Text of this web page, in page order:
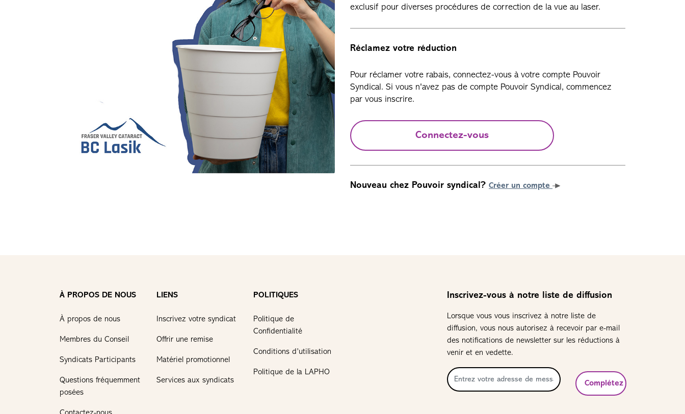
exclusif pour diverses procédures de correction de la vue au laser.
Réclamez votre réduction
Pour réclamer votre rabais, connectez-vous à votre compte Pouvoir
Syndical. Si vous n'avez pas de compte Pouvoir Syndical, commencez
par vous inscrire.
Connectez-vous
Nouveau chez Pouvoir syndical? Créer un compte
À PROPOS DE NOUS
À propos de nous
Membres du Conseil
Syndicats Participants
Questions fréquemment
posées
LIENS
Inscrivez votre syndicat
Offrir une remise
Matériel promotionnel
Services aux syndicats
POLITIQUES
Politique de
Confidentialité
Conditions d’utilisation
Politique de la LAPHO
Inscrivez-vous à notre liste de diffusion
Lorsque vous vous inscrivez à notre liste de
diffusion, vous nous autorisez à recevoir par e-mail
des notifications de newsletter sur les réductions à
venir et en vedette.
Complétez